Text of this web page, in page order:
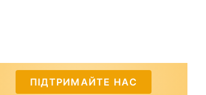
ПІДТРИМАЙТЕ НАС